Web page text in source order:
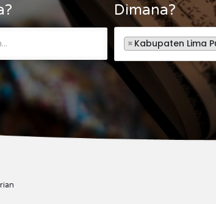
Dimana?
× Kabupaten Lima